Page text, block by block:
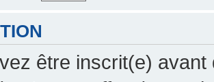
être inscrit(e) avant